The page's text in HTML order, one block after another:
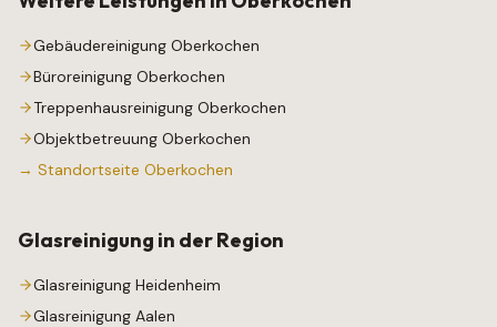
Gebäudereinigung Oberkochen
Büroreinigung Oberkochen
Treppenhausreinigung Oberkochen
Objektbetreuung Oberkochen
→ Standortseite Oberkochen
Glasreinigung in der Region
Glasreinigung Heidenheim
Glasreinigung Aalen